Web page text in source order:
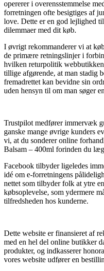
opererer i overensstemmelse
forretningen ofte besigtiges af
love. Dette er en god lejlighed
dilemmaer med dit køb.
I øvrigt rekommanderer vi at
de primære retningslinjer i
hvilken returpolitik
tillige afgørende, at man stadig
fremadrettet kan bevidne sin
uden hensyn til om man søger
Trustpilot medfører immervæk
ganske mange øvrige kunders
vi, at du sonderer online
Balsam – 400ml forinden du
Facebook tilbyder ligeledes
idé om e-forretningens
nettet som tilbyder folk at ytre
købsoplevelse, som ydermere
tilfredsheden hos kunderne.
Dette website er finansieret af
med en hel del online butikker
produkter, og indkasserer
vores website udfører en